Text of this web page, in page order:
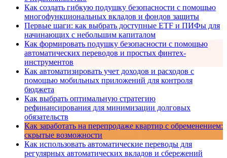
Как создать гибкую подушку безопасности с помощью
многофункциональных вкладов и фондов защиты
Первые шаги: как выбрать доступные ETF и ПИФы для
начинающих с небольшим капиталом
Как формировать подушку безопасности с помощью
автоматических переводов и простых финтех-
инструментов
Как автоматизировать учет доходов и расходов с
помощью мобильных приложений для контроля
бюджета
Как выбрать оптимальную стратегию
рефинансирования для минимизации долговых
обязательств
Как заработать на перепродаже квартир с обременением:
скрытые возможности
Как использовать автоматические переводы для
регулярных автоматических вкладов и сбережений